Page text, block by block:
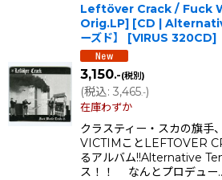
Leftöver Crack / Fuck
Orig.LP] [CD |
ーズド】
[VIRUS 320CD]
3,150.-(税別)
(税込: 3,465.-)
在庫わずか
クラスティー・スカの旗
VICTIMことLEFTOVER
るアルバム!!Alternative
ス！！ なんとプロデュー